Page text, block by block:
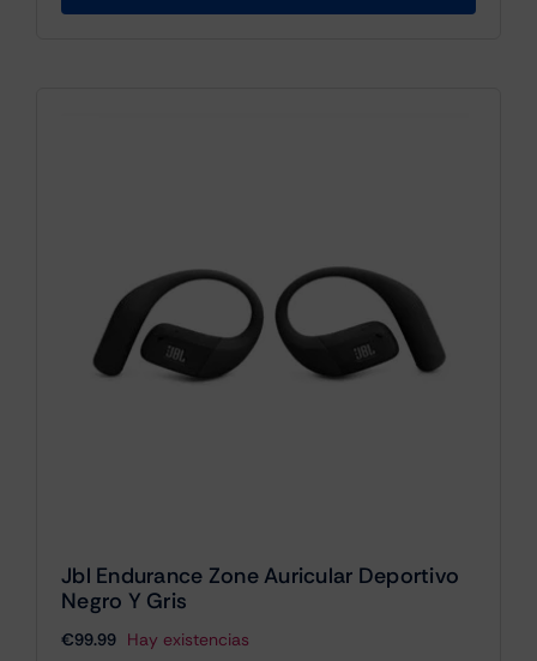
Jbl Endurance Zone Auricular Deportivo
Negro Y Gris
€99.99 Hay existencias